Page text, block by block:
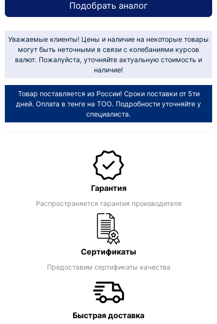
Подобрать аналог
Уважаемые клиенты! Цены и наличие на некоторые товары
могут быть неточными в связи с колебаниями курсов
валют. Пожалуйста, уточняйте актуальную стоимость и
наличие!
Товар поставляется из России! Сроки поставки от 5ти
дней. Оплата в тенге на ТОО. Подробности уточняйте у
специалиста.
Гарантия
Распространяется гарантия производителя
Сертификаты
Предоставим сертификаты качества
Быстрая доставка